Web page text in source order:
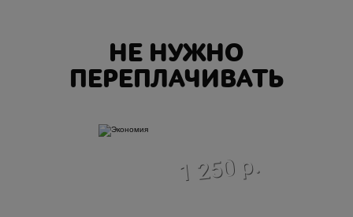
НЕ НУЖНО
ПЕРЕПЛАЧИВАТЬ
1 250 р.